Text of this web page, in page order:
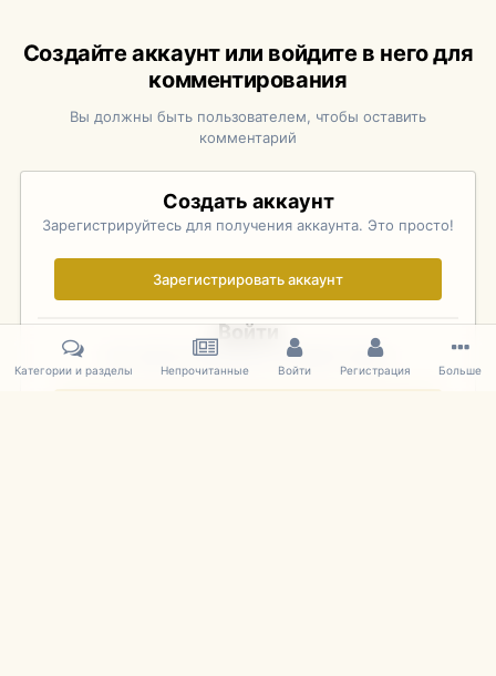
Создайте аккаунт или войдите в него для
комментирования
Вы должны быть пользователем, чтобы оставить
комментарий
Создать аккаунт
Зарегистрируйтесь для получения аккаунта. Это просто!
Зарегистрировать аккаунт
Войти
Уже зарегистрированы? Войдите здесь.
Категории и разделы Непрочитанные Войти Регистрация Больше